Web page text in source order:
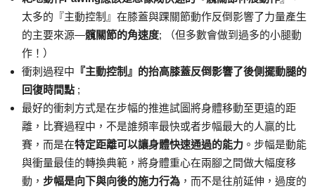
太多的『主動控制』在膝蓋與踝關節動作反倒影響了力量產生
的主要來源—髖關節的角速度; （但多數會做到過多的小腿動
作！）
衝刺過程中 『主動控制』的抬高膝蓋反倒影響了後側擺動腿的
回復時間點 ;
最好的衝刺方式是在步幅的推進試圖將身體移動至更遠的距
離，比賽過程中，不是誰頻率最快或者步幅最大的人贏的比
賽，而是在特定距離可以讓身體快速通過的能力 。步幅是動能
與衝量最佳的轉換典範，將身體重心在兩腳之間做大幅度移
動， 步幅是向下與向後的施力行為 ，而不是往前延伸，過度的